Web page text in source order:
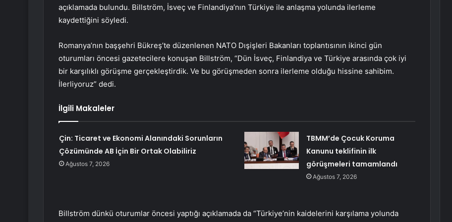
açıklamada bulundu. Billström, İsveç ve Finlandiya’nın Türkiye ile anlaşma yolunda ilerleme
kaydettiğini söyledi.
Romanya’nın başşehri Bükreş’te düzenlenen NATO Dışişleri Bakanları toplantısının ikinci gün
oturumları öncesi gazetecilere konuşan Billström, “Dün İsveç, Finlandiya ve Türkiye arasında çok iyi
bir karşılıklı görüşme gerçekleştirdik. Ve bu görüşmeden sonra ilerleme olduğu hissine sahibim.
İlerliyoruz” dedi.
İlgili Makaleler
Çin: Ticaret ve Ekonomi Alanındaki Sorunların
Çözümünde AB İçin Bir Ortak Olabiliriz
Ağustos 7, 2026
TBMM’de Çocuk Koruma
Kanunu teklifinin ilk
görüşmeleri tamamlandı
Ağustos 7, 2026
Billström dünkü oturumlar öncesi yaptığı açıklamada da “Türkiye’nin kaidelerini karşılama yolunda